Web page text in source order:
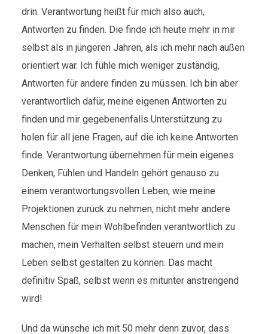
drin. Verantwortung heißt für mich also auch,
Antworten zu finden. Die finde ich heute mehr in mir
selbst als in jüngeren Jahren, als ich mehr nach außen
orientiert war. Ich fühle mich weniger zuständig,
Antworten für andere finden zu müssen. Ich bin aber
verantwortlich dafür, meine eigenen Antworten zu
finden und mir gegebenenfalls Unterstützung zu
holen für all jene Fragen, auf die ich keine Antworten
finde. Verantwortung übernehmen für mein eigenes
Denken, Fühlen und Handeln gehört genauso zu
einem verantwortungsvollen Leben, wie meine
Projektionen zurück zu nehmen, nicht mehr andere
Menschen für mein Wohlbefinden verantwortlich zu
machen, mein Verhalten selbst steuern und mein
Leben selbst gestalten zu können. Das macht
definitiv Spaß, selbst wenn es mitunter anstrengend
wird!
Und da wünsche ich mit 50 mehr denn zuvor, dass